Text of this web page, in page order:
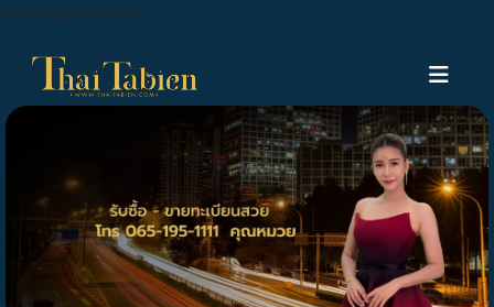
thaitabien.com.har